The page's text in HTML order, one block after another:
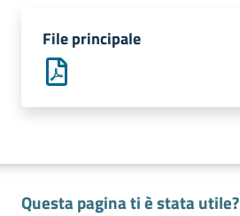
Consumatore
L'impresa
digitale
File principale
Questa pagina ti è stata utile?